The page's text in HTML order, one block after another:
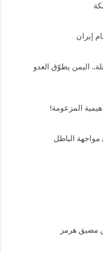
إيران
اليمن يطوّق العدو
المزعومة!
مواجهة الباطل
مضيق هرمز